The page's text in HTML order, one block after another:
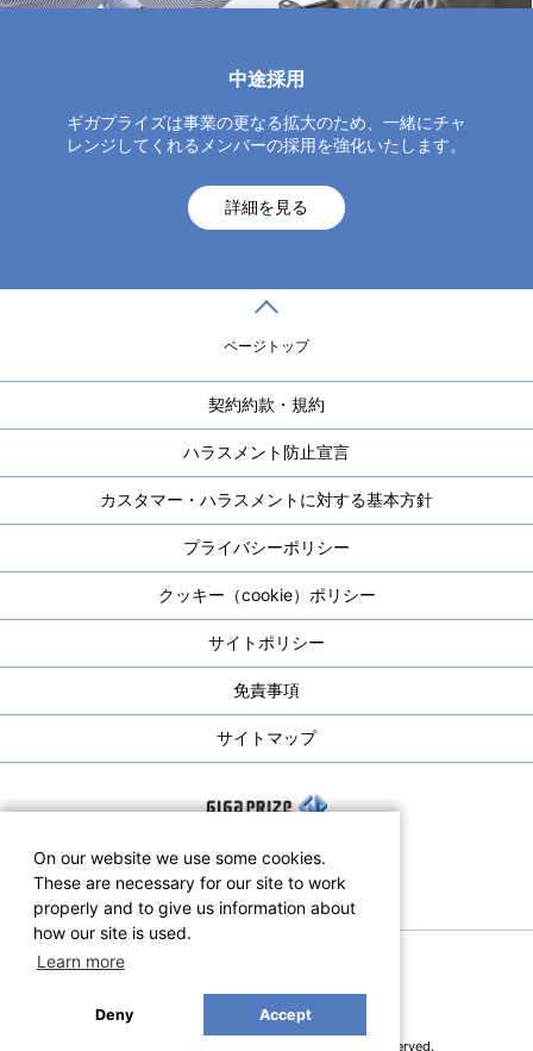
中途採用
ギガプライズは事業の更なる拡大のため、一緒にチャ
レンジしてくれるメンバーの採用を強化いたします。
詳細を見る
ページトップ
契約約款・規約
ハラスメント防止宣言
カスタマー・ハラスメントに対する基本方針
プライバシーポリシー
クッキー（cookie）ポリシー
サイトポリシー
免責事項
サイトマップ
Copyright © GIGA PRIZE CO.,LTD. All rights Reserved.
On our website we use some cookies.
These are necessary for our site to work
properly and to give us information about
how our site is used.
Learn more
Deny Accept